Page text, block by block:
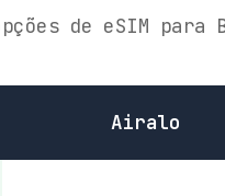
de eSIM para
Airalo